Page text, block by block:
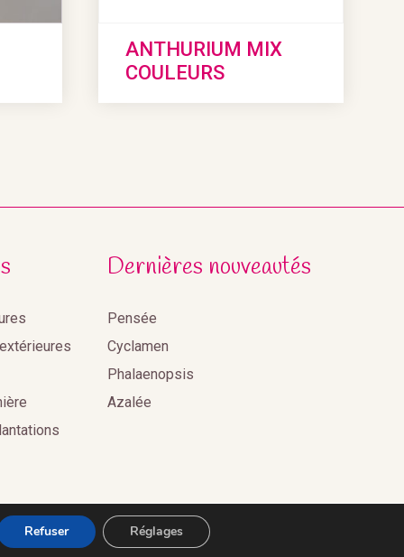
ANTHURIUM MIX
COULEURS
Dernières nouveautés
Pensée
Cyclamen
Phalaenopsis
Azalée
Refuser Réglages